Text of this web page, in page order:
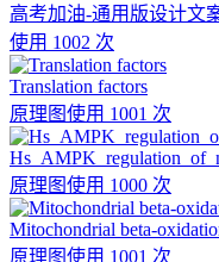
高考加油-通用版设计文
使用 1002 次
Translation factors
原理图使用 1001 次
原理图使用 1000 次
Mitochondrial beta-
原理图使用 1001 次